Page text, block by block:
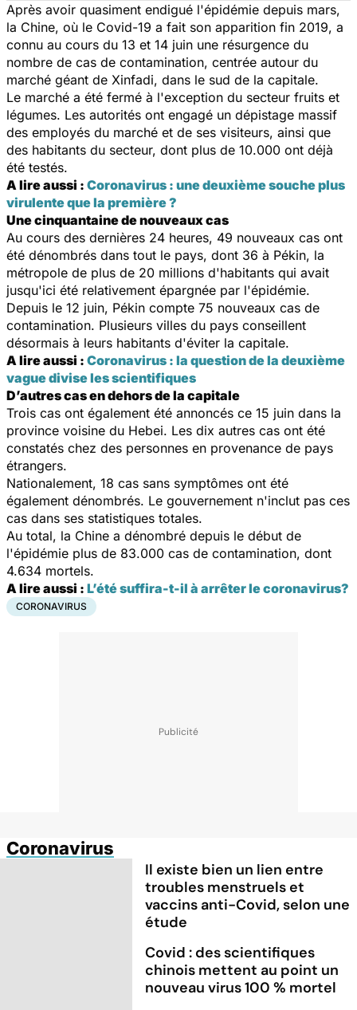
Après avoir quasiment endigué l'épidémie depuis mars,
la Chine, où le Covid-19 a fait son apparition fin 2019, a
connu au cours du 13 et 14 juin une résurgence du
nombre de cas de contamination, centrée autour du
marché géant de Xinfadi, dans le sud de la capitale.
Le marché a été fermé à l'exception du secteur fruits et
légumes. Les autorités ont engagé un dépistage massif
des employés du marché et de ses visiteurs, ainsi que
des habitants du secteur, dont plus de 10.000 ont déjà
été testés.
A lire aussi : Coronavirus : une deuxième souche plus
virulente que la première ?
Une cinquantaine de nouveaux cas
Au cours des dernières 24 heures, 49 nouveaux cas ont
été dénombrés dans tout le pays, dont 36 à Pékin, la
métropole de plus de 20 millions d'habitants qui avait
jusqu'ici été relativement épargnée par l'épidémie.
Depuis le 12 juin, Pékin compte 75 nouveaux cas de
contamination. Plusieurs villes du pays conseillent
désormais à leurs habitants d'éviter la capitale.
A lire aussi : Coronavirus : la question de la deuxième
vague divise les scientifiques
D’autres cas en dehors de la capitale
Trois cas ont également été annoncés ce 15 juin dans la
province voisine du Hebei. Les dix autres cas ont été
constatés chez des personnes en provenance de pays
étrangers.
Nationalement, 18 cas sans symptômes ont été
également dénombrés. Le gouvernement n'inclut pas ces
cas dans ses statistiques totales.
Au total, la Chine a dénombré depuis le début de
l'épidémie plus de 83.000 cas de contamination, dont
4.634 mortels.
A lire aussi : L’été suffira-t-il à arrêter le coronavirus?
CORONAVIRUS
Coronavirus
Il existe bien un lien entre
troubles menstruels et
vaccins anti-Covid, selon une
étude
Covid : des scientifiques
chinois mettent au point un
nouveau virus 100 % mortel